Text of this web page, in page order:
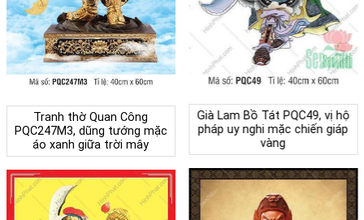
Tranh thờ Quan Công
PQC247M3, dũng tướng mặc
áo xanh giữa trời mây
Già Lam Bồ Tát PQC49, vị hộ
pháp uy nghi mặc chiến giáp
vàng